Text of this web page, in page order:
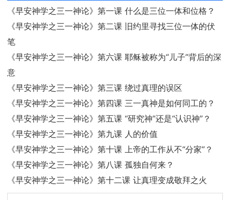
《早安神学之三一神论》第一课 什么是三位一体和位格？
《早安神学之三一神论》第二课 旧约里寻找三位一体的伏
笔
《早安神学之三一神论》第六课 耶稣被称为“儿子”背后的深
意
《早安神学之三一神论》第三课 绕过真理的误区
《早安神学之三一神论》第四课 三一真神是如何同工的？
《早安神学之三一神论》第五课 “研究神”还是“认识神”？
《早安神学之三一神论》第九课 人的价值
《早安神学之三一神论》第十课 上帝的工作从不“分家”？
《早安神学之三一神论》第八课 孤独自何来？
《早安神学之三一神论》第十二课 让真理变成敬拜之火